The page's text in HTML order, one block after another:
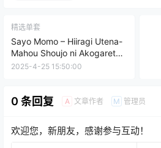
精选单套
Sayo Momo – Hiiragi Utena-
Mahou Shoujo ni Akogarete
[102P11V-1.06GB]
2025-4-25 15:50:00
0 条回复 A 文章作者 M 管理员
欢迎您，新朋友，感谢参与互动！